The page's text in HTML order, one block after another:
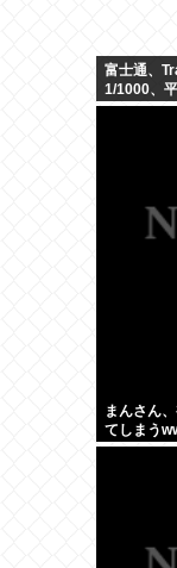
富士通、
1/1000、
て！
まんさん
てしまう